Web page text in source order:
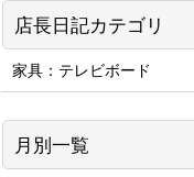
店長日記カテゴリ
家具：テレビボード
月別一覧